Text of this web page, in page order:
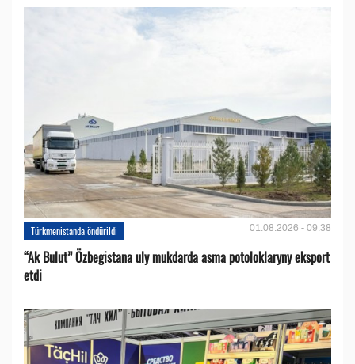
Türkmenistanda öndürildi 01.08.2026 - 09:38
“Ak Bulut” Özbegistana uly mukdarda asma potoloklaryny eksport
etdi